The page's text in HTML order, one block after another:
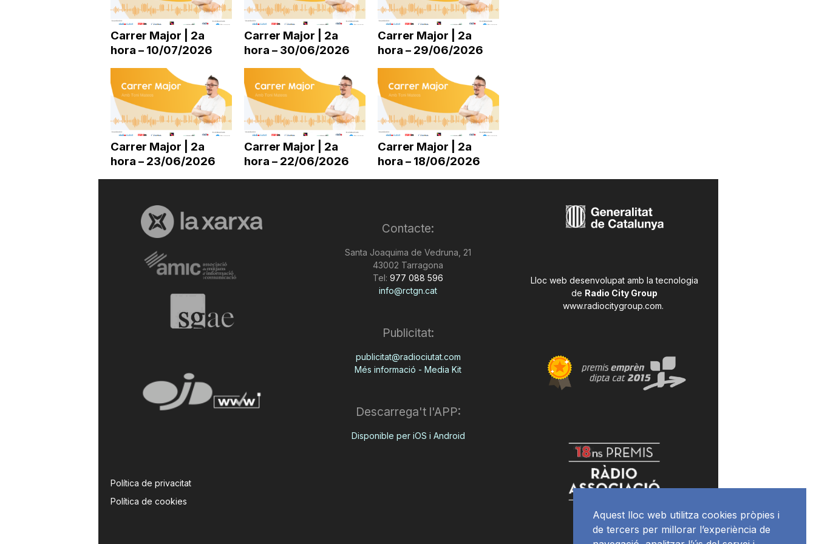
a
r
a
o
disminuir
el
volum.
Carrer Major | 2a
hora – 10/07/2026
Carrer Major | 2a
hora – 30/06/2026
Carrer Major | 2a
hora – 29/06/2026
Carrer Major | 2a
hora – 23/06/2026
Carrer Major | 2a
hora – 22/06/2026
Carrer Major | 2a
hora – 18/06/2026
Política de privacitat
Política de cookies
Contacte:
Santa Joaquima de Vedruna, 21
43002 Tarragona
Tel: 977 088 596
info@rctgn.cat
Publicitat:
publicitat@radiociutat.com
Més informació - Media Kit
Descarrega't l'APP:
Disponible per iOS i Android
Lloc web desenvolupat amb la tecnologia
de Radio City Group
www.radiocitygroup.com.
Aquest lloc web utilitza cookies pròpies i
de tercers per millorar l’experiència de